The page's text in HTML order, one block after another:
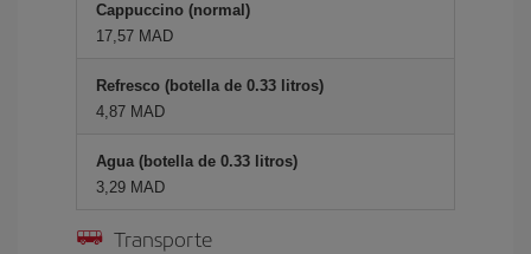
Cappuccino (normal)
17,57 MAD
Refresco (botella de 0.33 litros)
4,87 MAD
Agua (botella de 0.33 litros)
3,29 MAD
Transporte